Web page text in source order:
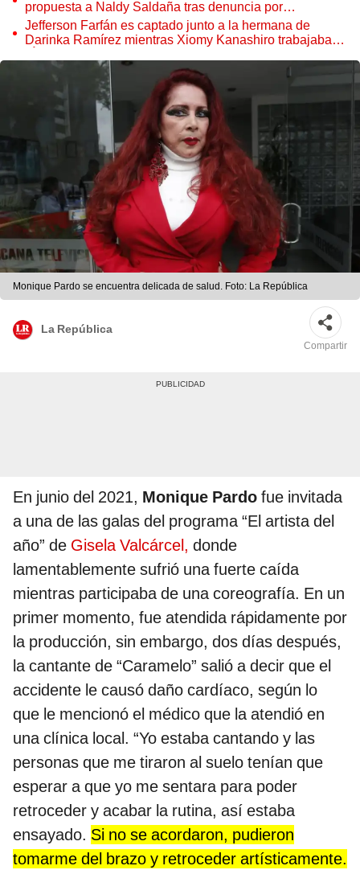
propuesta a Naldy Saldaña tras denuncia por
tocamientos
Jefferson Farfán es captado junto a la hermana de
Darinka Ramírez mientras Xiomy Kanashiro trabajaba:
Monique Pardo se encuentra delicada de salud. Foto: La República
La República
Compartir
En junio del 2021, Monique Pardo fue invitada
a una de las galas del programa “El artista del
año” de Gisela Valcárcel, donde
lamentablemente sufrió una fuerte caída
mientras participaba de una coreografía. En un
primer momento, fue atendida rápidamente por
la producción, sin embargo, dos días después,
la cantante de “Caramelo” salió a decir que el
accidente le causó daño cardíaco, según lo
que le mencionó el médico que la atendió en
una clínica local. “Yo estaba cantando y las
personas que me tiraron al suelo tenían que
esperar a que yo me sentara para poder
retroceder y acabar la rutina, así estaba
ensayado. Si no se acordaron, pudieron
tomarme del brazo y retroceder artísticamente.